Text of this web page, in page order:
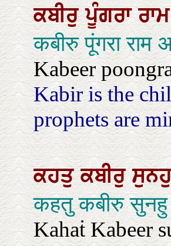
ਕਬੀਰੁਪੂੰਗਰਾ
कबीरु पूंगरा राम
Kabeer
Kabir is the
prophets are
ਕਹਤੁਕਬੀਰੁ
कहतु कबीरु सुनहु
Kahaṫ Kabeer